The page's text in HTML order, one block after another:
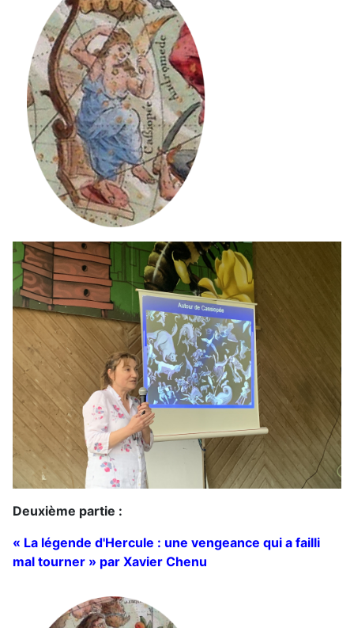
Deuxième partie :
« La légende d'Hercule : une vengeance qui a failli
mal tourner » par Xavier Chenu